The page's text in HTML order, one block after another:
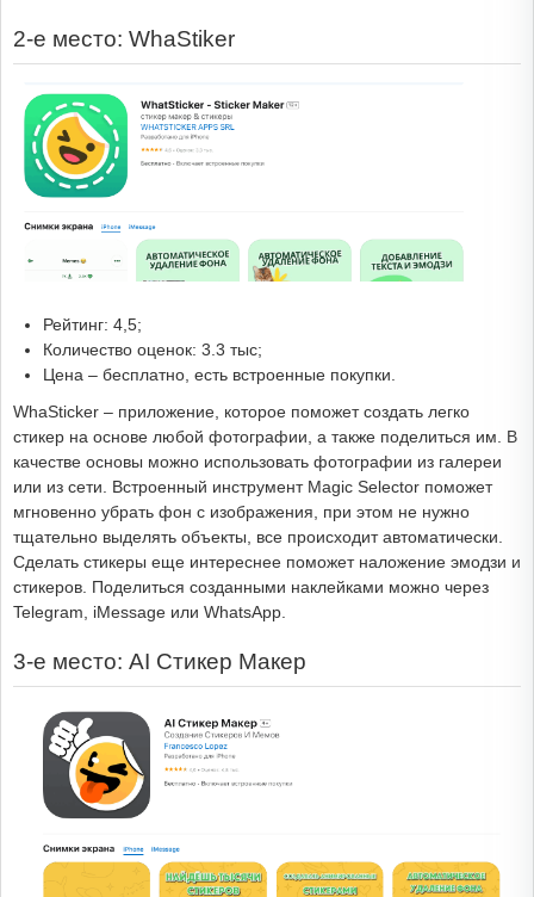
2-е место: WhaStiker
Рейтинг: 4,5;
Количество оценок: 3.3 тыс;
Цена – бесплатно, есть встроенные покупки.
WhaSticker – приложение, которое поможет создать легко
стикер на основе любой фотографии, а также поделиться им. В
качестве основы можно использовать фотографии из галереи
или из сети. Встроенный инструмент Magic Selector поможет
мгновенно убрать фон с изображения, при этом не нужно
тщательно выделять объекты, все происходит автоматически.
Сделать стикеры еще интереснее поможет наложение эмодзи и
стикеров. Поделиться созданными наклейками можно через
Telegram, iMessage или WhatsApp.
3-е место: AI Стикер Макер